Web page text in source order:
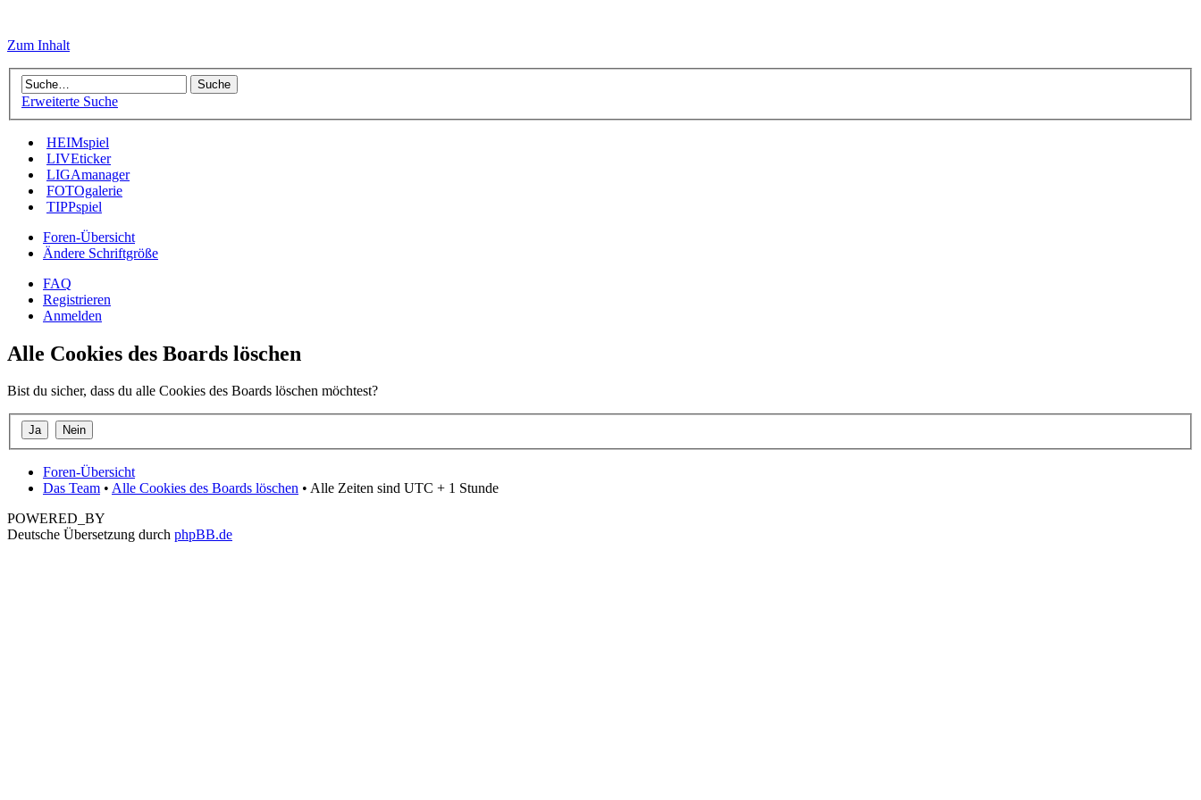
Zum Inhalt
Erweiterte Suche
HEIMspiel
LIVEticker
LIGAmanager
FOTOgalerie
TIPPspiel
Foren-Übersicht
Ändere Schriftgröße
FAQ
Registrieren
Anmelden
Alle Cookies des Boards löschen
Bist du sicher, dass du alle Cookies des Boards löschen möchtest?
Foren-Übersicht
Das Team • Alle Cookies des Boards löschen • Alle Zeiten sind UTC + 1 Stunde
POWERED_BY
Deutsche Übersetzung durch phpBB.de